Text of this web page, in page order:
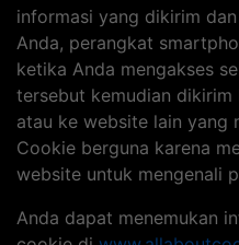
informasi yang dikirim
Anda, perangkat
ketika Anda mengakses
tersebut kemudian
atau ke website lain yang
Cookie berguna karena
website untuk mengenali
Anda dapat menemukan